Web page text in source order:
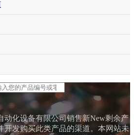
动化设备有限公司销售新New剩余产
开发购买此类产品的渠道。本网站未